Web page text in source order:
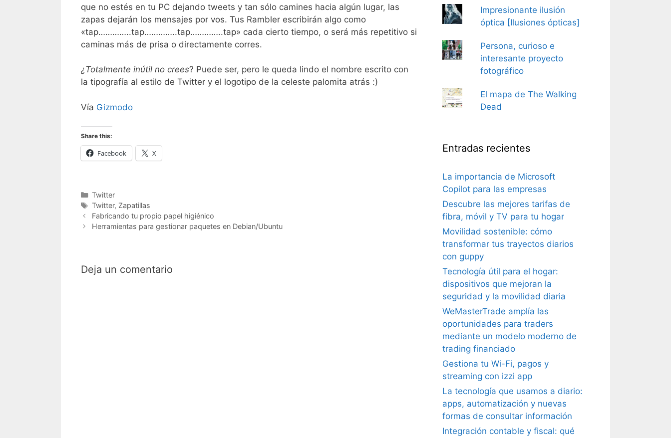
que no estés en tu PC dejando tweets y tan sólo camines hacia algún lugar, las
zapas dejarán los mensajes por vos. Tus Rambler escribirán algo como
«tap…………..tap…………..tap…………..tap» cada cierto tiempo, o será más repetitivo si
caminas más de prisa o directamente corres.
¿Totalmente inútil no crees? Puede ser, pero le queda lindo el nombre escrito con
la tipografía al estilo de Twitter y el logotipo de la celeste palomita atrás :)
Vía Gizmodo
Share this:
Facebook X
Categorías
Twitter
Etiquetas
Twitter, Zapatillas
Fabricando tu propio papel higiénico
Herramientas para gestionar paquetes en Debian/Ubuntu
Deja un comentario
Impresionante ilusión
óptica [Ilusiones ópticas]
Persona, curioso e
interesante proyecto
fotográfico
El mapa de The Walking
Dead
Entradas recientes
La importancia de Microsoft
Copilot para las empresas
Descubre las mejores tarifas de
fibra, móvil y TV para tu hogar
Movilidad sostenible: cómo
transformar tus trayectos diarios
con guppy
Tecnología útil para el hogar:
dispositivos que mejoran la
seguridad y la movilidad diaria
WeMasterTrade amplía las
oportunidades para traders
mediante un modelo moderno de
trading financiado
Gestiona tu Wi-Fi, pagos y
streaming con izzi app
La tecnología que usamos a diario:
apps, automatización y nuevas
formas de consultar información
Integración contable y fiscal: qué